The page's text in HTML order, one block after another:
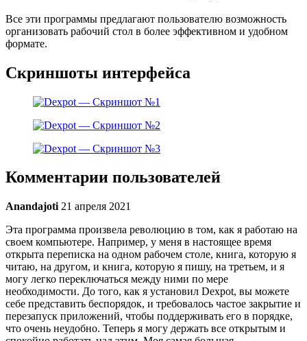
Все эти программы предлагают пользователю возможность
организовать рабочий стол в более эффективном и удобном
формате.
Скриншоты интерфейса
Комментарии пользователей
Anandajoti 21 апреля 2021
Эта программа произвела революцию в том, как я работаю на
своем компьютере. Например, у меня в настоящее время
открыта переписка на одном рабочем столе, книга, которую я
читаю, на другом, и книга, которую я пишу, на третьем, и я
могу легко переключаться между ними по мере
необходимости. До того, как я установил Dexpot, вы можете
себе представить беспорядок, и требовалось частое закрытие и
перезапуск приложений, чтобы поддерживать его в порядке,
что очень неудобно. Теперь я могу держать все открытым и